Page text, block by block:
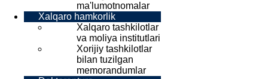
ma'lumotnomalar
Xalqaro hamkorlik
Xalqaro tashkilotlar
va moliya institutlari
Xorijiy tashkilotlar
bilan tuzilgan
memorandumlar